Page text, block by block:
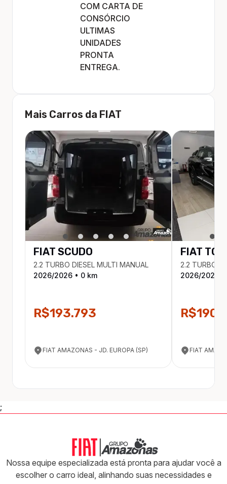
COM CARTA DE
CONSÓRCIO
ULTIMAS
UNIDADES
PRONTA
ENTREGA.
Mais Carros da FIAT
FIAT SCUDO
2.2 TURBO DIESEL MULTI MANUAL
2026/2026 • 0 km
R$193.793
FIAT AMAZONAS - JD. EUROPA (SP)
FIAT
2.2 TURBO
2026/2026
FIAT
;
Nossa equipe especializada está pronta para ajudar você a
escolher o carro ideal, alinhando suas necessidades e